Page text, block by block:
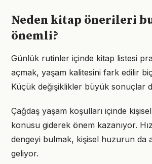
Neden kitap önerileri
önemli?
Günlük rutinler içinde kitap listesi
açmak, yaşam kalitesini fark edilir
Küçük değişiklikler büyük sonuçlar
Çağdaş yaşam koşulları içinde
konusu giderek önem kazanıyor.
dengeyi bulmak, kişisel huzurun da
geliyor.